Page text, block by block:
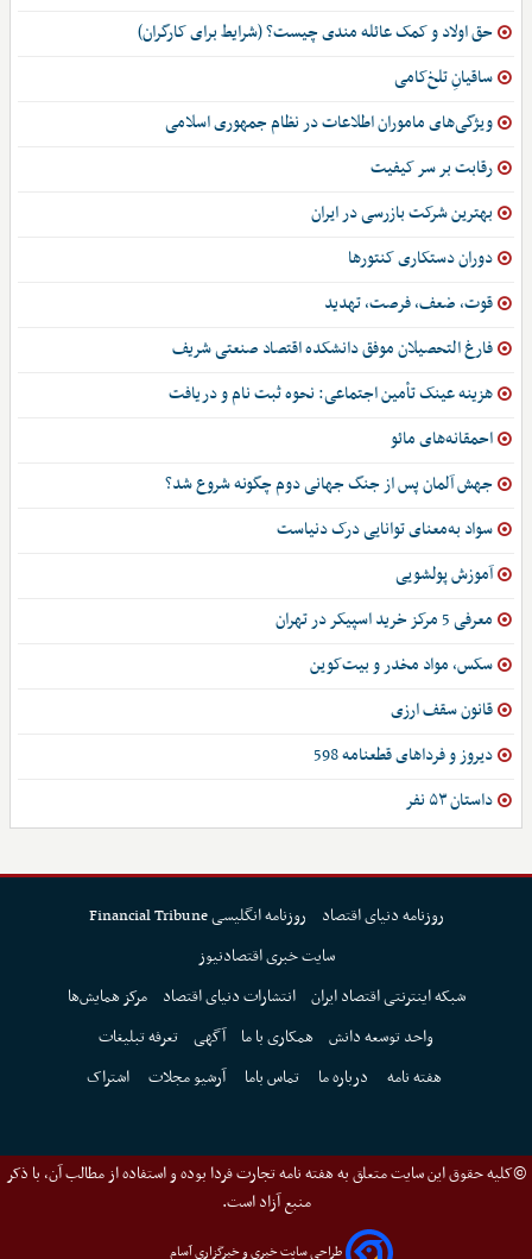
حق اولاد و کمک عائله مندی چیست؟ (شرایط برای کارگران)
ساقیانِ تلخ‌کامی
ویژگی‌های ماموران اطلاعات در نظام جمهوری اسلامی
رقابت بر سر کیفیت
بهترین شرکت بازرسی در ایران
دوران دستکاری کنتورها
قوت، ضعف، فرصت، تهدید
فارغ التحصیلان موفق دانشکده اقتصاد صنعتی شریف
هزینه عینک تأمین اجتماعی: نحوه ثبت نام و دریافت
احمقانه‌های مائو
جهش آلمان پس از جنگ جهانی دوم چگونه شروع شد؟
سواد به‌معنای توانایی درک دنیاست
آموزش پولشویی
معرفی 5 مرکز خرید اسپیکر در تهران
سکس، مواد مخدر و بیت‌کوین
قانون سقف ارزی
دیروز و فرداهای قطعنامه 598
داستان ۵۳ نفر
روزنامه دنیای اقتصاد
روزنامه انگلیسی Financial Tribune
سایت خبری اقتصادنیوز
شبکه اینترنتی اقتصاد ایران انتشارات دنیای اقتصاد
مرکز همایش‌ها
واحد توسعه دانش همکاری با ما آگهی تعرفه تبلیغات
هفته نامه
درباره ما تماس باما آرشیو مجلات اشتراک
©کلیه حقوق این سایت متعلق به هفته نامه تجارت فردا بوده و استفاده از مطالب آن، با ذکر
منبع آزاد است.
طراحی سایت خبری و خبرگزاری آسام